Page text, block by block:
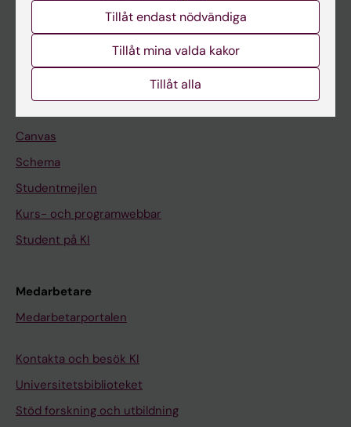
Canvas
Schema
Studentmejlen
Kurs- och programwebbar
Student på KI
Medarbetare
Medarbetarportalen
Kontakta och besök KI
Universitetsbiblioteket
Stöd forskning och utbildning
Tillåt endast nödvändiga
Tillåt mina valda kakor
Tillåt alla